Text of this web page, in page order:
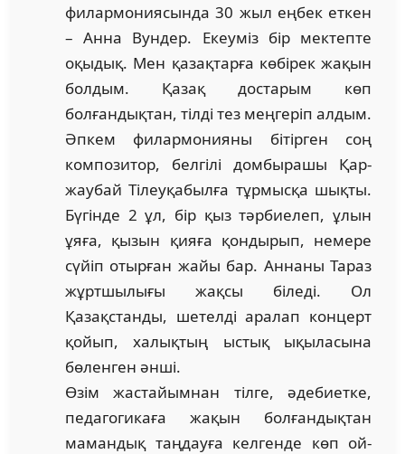
филармониясында 30 жыл еңбек еткен
– Анна Вундер. Екеуміз бір мектепте
оқыдық. Мен қазақтарға көбірек жақын
болдым. Қазақ достарым көп
болғандықтан, тілді тез меңгеріп алдым.
Әпкем фи­лар­монияны бітірген соң
композитор, белгілі домбырашы Қар­
жаубай Тілеуқабылға тұрмысқа шықты.
Бүгінде 2 ұл, бір қыз тәрбиелеп, ұлын
ұяға, қызын қияға қондырып, не­мере
сүйіп отырған жайы бар. Аннаны Тараз
жұрт­шы­лы­ғы жақсы біледі. Ол
Қазақстанды, шетелді аралап кон­церт
қойып, халықтың ыстық ықыласына
бөленген әнші.
Өзім жастайымнан тілге, әдебиетке,
педагогикаға жа­қын болғандықтан
мамандық таңдауға келгенде көп ой­